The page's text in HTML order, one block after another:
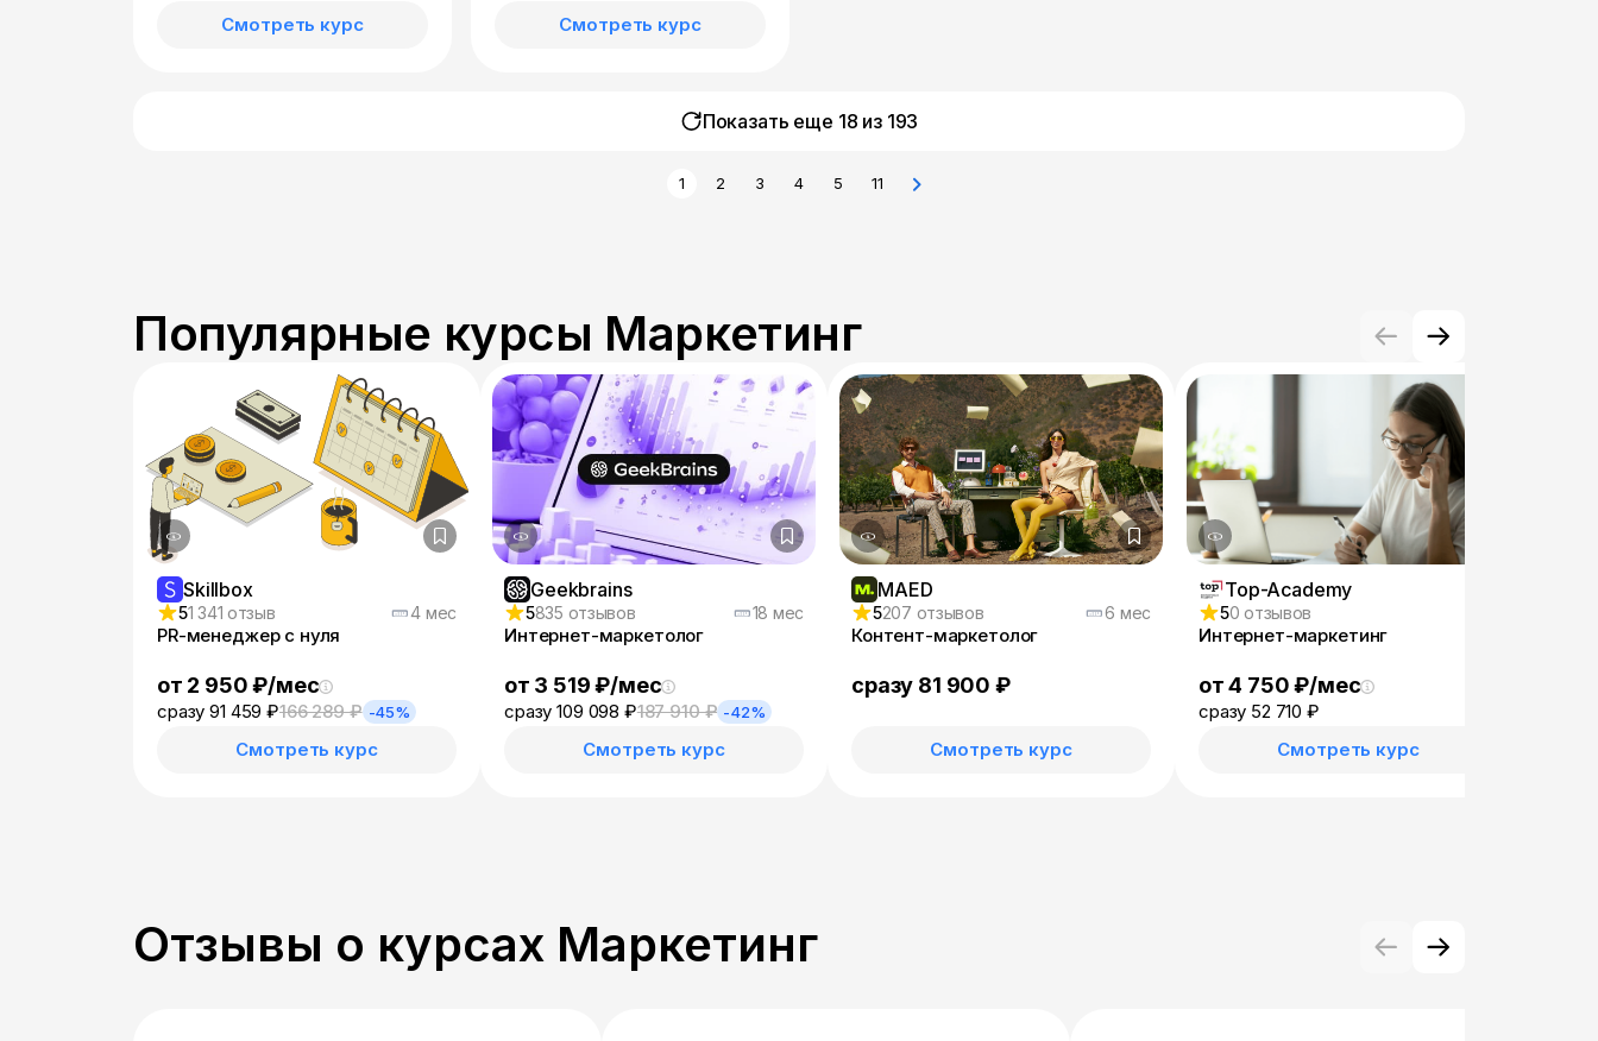
Смотреть курс Смотреть курс
Показать еще 18 из 193
1 2 3 4 5 11
Популярные курсы Маркетинг
Skillbox
51 341 отзыв 4 мес
PR-менеджер с нуля
от 2 950 ₽/мес
сразу 91 459 ₽166 289 ₽ -45%
Смотреть курс
Geekbrains
5835 отзывов 18 мес
Интернет-маркетолог
от 3 519 ₽/мес
сразу 109 098 ₽187 910 ₽ -42%
Смотреть курс
MAED
5207 отзывов 6 мес
Контент-маркетолог
сразу 81 900 ₽
Смотреть курс
Top-Academy
50 отзывов
Интернет-маркетинг
от 4 750 ₽/мес
сразу 52 710 ₽
Смотреть курс
Отзывы о курсах Маркетинг